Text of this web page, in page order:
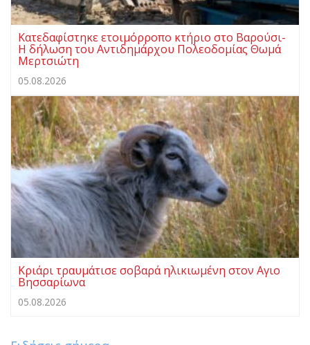
Κατεδαφίστηκε ετοιμόρροπο κτήριο στο Βαρούσι-
Η δήλωση του Αντιδημάρχου Πολεοδομίας Θωμά
Μερτσιώτη
05.08.2026
Κριάρι τραυμάτισε σοβαρά ηλικιωμένη στον Αγιο
Βησσαρίωνα
05.08.2026